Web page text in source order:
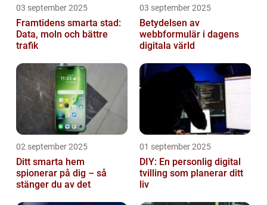
03 september 2025
Framtidens smarta stad:
Data, moln och bättre
trafik
03 september 2025
Betydelsen av
webbformulär i dagens
digitala värld
02 september 2025
Ditt smarta hem
spionerar på dig – så
stänger du av det
01 september 2025
DIY: En personlig digital
tvilling som planerar ditt
liv